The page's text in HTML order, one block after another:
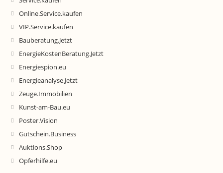
Online.Service.kaufen
VIP.Service.kaufen
Bauberatung.Jetzt
EnergieKostenBeratung.Jetzt
Energiespion.eu
Energieanalyse.Jetzt
Zeuge.Immobilien
Kunst-am-Bau.eu
Poster.Vision
Gutschein.Business
Auktions.Shop
Opferhilfe.eu